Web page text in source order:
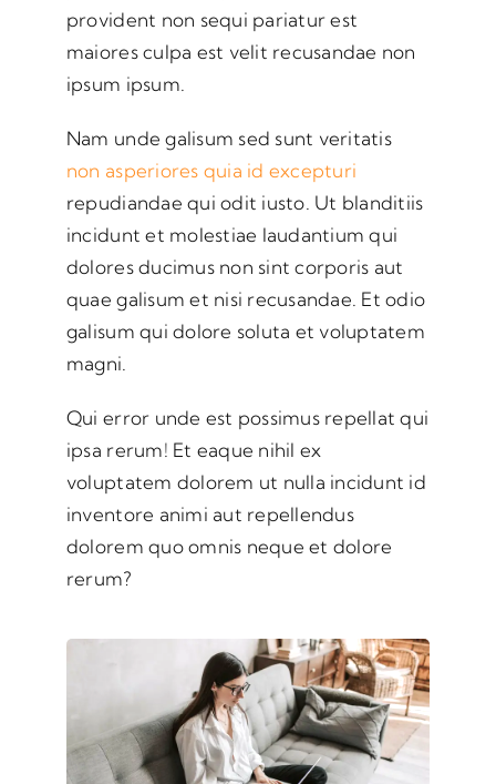
provident non sequi pariatur est
maiores culpa est velit recusandae non
ipsum ipsum.
Nam unde galisum sed sunt veritatis
non asperiores quia id excepturi
repudiandae qui odit iusto. Ut blanditiis
incidunt et molestiae laudantium qui
dolores ducimus non sint corporis aut
quae galisum et nisi recusandae. Et odio
galisum qui dolore soluta et voluptatem
magni.
Qui error unde est possimus repellat qui
ipsa rerum! Et eaque nihil ex
voluptatem dolorem ut nulla incidunt id
inventore animi aut repellendus
dolorem quo omnis neque et dolore
rerum?